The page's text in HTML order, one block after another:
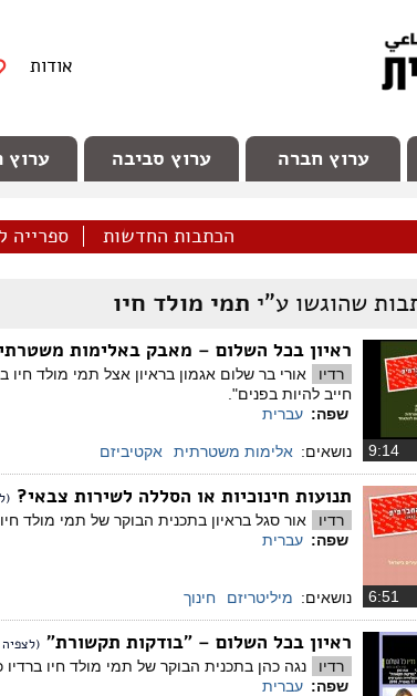
אודות
ערוץ חברה ערוץ סביבה ערוץ
הכתבות החדשות ספרייה
שהוגשו ע"י תמי מולד חיו
ראיון בכל השלום – מאבק באלימות
רדיו
אורי בר שלום אגמון בראיון אצל תמי מולד
חייב להיות בפנים".
שפה: עברית
נושאים: אלימות משטרתית אקטיביזם
תנועות חינוכיות או הסללה לשירות צבאי?
רדיו
אור סגל בראיון בתכנית הבוקר של תמי מולד
שפה: עברית
נושאים: מיליטריזם חינוך
ראיון בכל השלום – "בודקות תקשורת"
רדיו
נגה כהן בתכנית הבוקר של תמי מולד חיו
שפה: עברית